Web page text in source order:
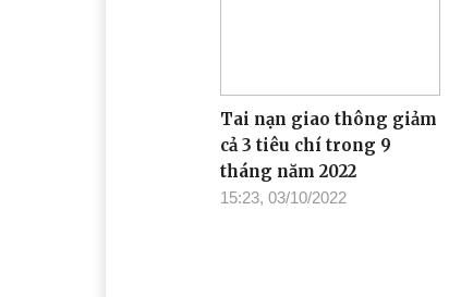
Tai nạn giao thông giảm
cả 3 tiêu chí trong 9
tháng năm 2022
15:23, 03/10/2022